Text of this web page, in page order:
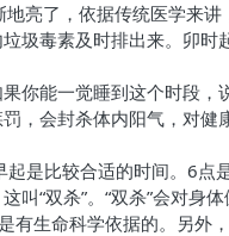
亮了，依据传统医学来
圾毒素及时排出来。卯
你能一觉睡到这个时段
，会封杀体内阳气，对
是比较合适的时间。6点
“双杀”。“双杀”会对身
生命科学依据的。另外